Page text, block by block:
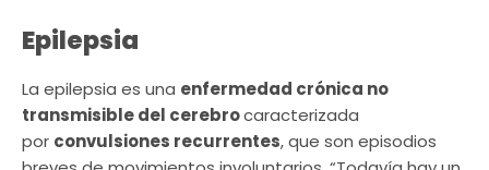
Epilepsia
La epilepsia es una enfermedad crónica no
transmisible del cerebrocaracterizada
por convulsiones recurrentes, que son episodios